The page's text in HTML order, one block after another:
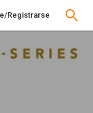
Registrarse